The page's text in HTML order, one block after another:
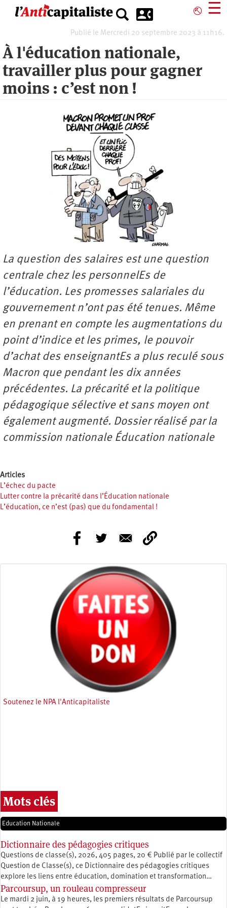
⎋ ☰
Publié le Mercredi 20 septembre 2023 à 11h16.
À l'éducation nationale,
travailler plus pour gagner
moins : c’est non !
La question des salaires est une question
centrale chez les personnelEs de
l’éducation. Les promesses salariales du
gouvernement n’ont pas été tenues. Même
en prenant en compte les augmentations du
point d’indice et les primes, le pouvoir
d’achat des enseignantEs a plus reculé sous
Macron que pendant les dix années
précédentes. La précarité et la politique
pédagogique sélective et sans moyen ont
également augmenté. Dossier réalisé par la
commission nationale Éducation nationale
Articles
L’échec du pacte
Lutter contre la précarité dans l’Éducation nationale
L’éducation, ce n’est (pas) que du fondamental !
Soutenez le NPA l'Anticapitaliste
Mots clés
Education Nationale
Dictionnaire des pédagogies critiques
Questions de classe(s), 2026, 405 pages, 20 € Publié par le collectif
Question de Classe(s), ce Dictionnaire des pédagogies critiques
explore les liens entre éducation, ­domination et transformation…
Parcoursup, un rouleau compresseur
Le mardi 2 juin, à 19 heures, les premiers résultats de Parcoursup